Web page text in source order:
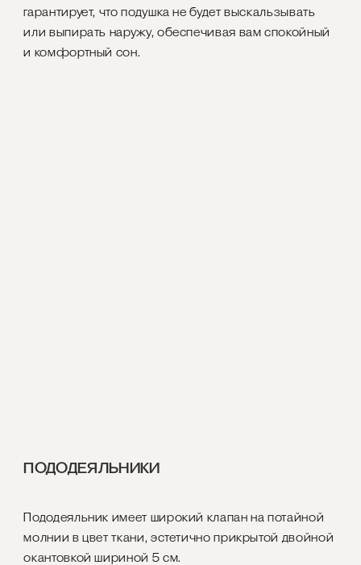
гарантирует, что подушка не будет выскальзывать
или выпирать наружу, обеспечивая вам спокойный
и комфортный сон.
ПОДОДЕЯЛЬНИКИ
Пододеяльник имеет широкий клапан на потайной
молнии в цвет ткани, эстетично прикрытой двойной
окантовкой шириной 5 см.